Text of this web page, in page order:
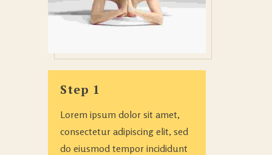
Step 1
Lorem ipsum dolor sit amet,
consectetur adipiscing elit, sed
do eiusmod tempor incididunt